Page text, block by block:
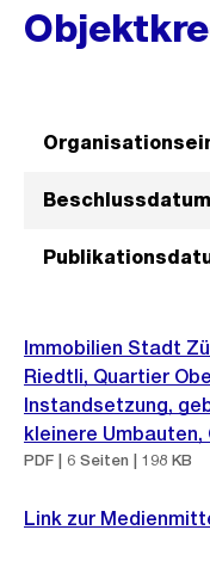
Beschlussdatum
Immobilien Stadt
Riedtli, Quartier
Instandsetzung,
kleinere
PDF | 6 Seiten | 198 KB
Link zur